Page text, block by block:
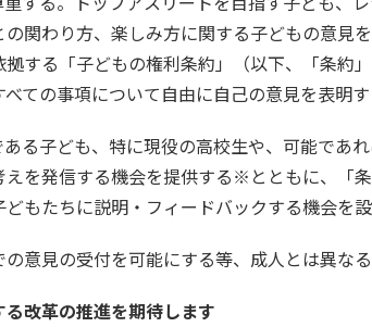
関わり方、楽しみ方に関する子どもの意見
する「子どもの権利条約」（以下、「条約
ての事項について自由に自己の意見を表明
る子ども、特に現役の高校生や、可能であ
を発信する機会を提供する※とともに、「
もたちに説明・フィードバックする機会を
見の受付を可能にする等、成人とは異なる
改革の推進を期待します